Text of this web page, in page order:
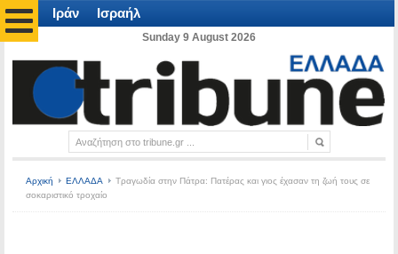
Ιράν Ισραήλ
Sunday 9 August 2026
Αρχική ΕΛΛΑΔΑ
Τραγωδία στην Πάτρα: Πατέρας και γιος έχασαν τη ζωή τους σε
σοκαριστικό τροχαίο